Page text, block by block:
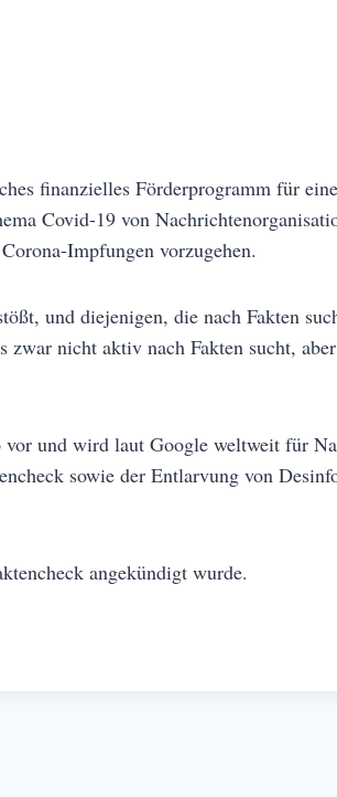
finanzielles Förderprogramm für
Covid-19 von
Impfungen vorzugehen.
und diejenigen, die nach Fakten
zwar nicht aktiv nach Fakten sucht,
und wird laut Google weltweit für
sowie der Entlarvung von
angekündigt wurde.